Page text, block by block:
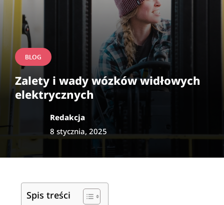
BLOG
Zalety i wady wózków widłowych
elektrycznych
Redakcja
8 stycznia, 2025
Spis treści